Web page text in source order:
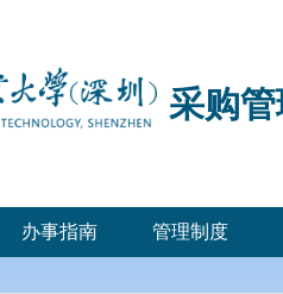
采购
办事指南 管理制度